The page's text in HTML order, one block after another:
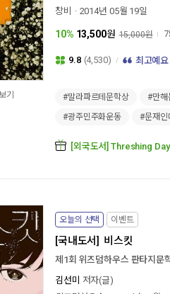
기
창비
2014년 05월 19일
10% 13,500원 15,000원
9.8 (4,530) 최고예요
#말라파르테문학상 #만해
#광주민주화운동
#문재인
[외국도서] Threshing
오늘의 선택 이벤트
[국내도서] 비스킷
제1회 위즈덤하우스 판타지문
김선미
저자(글)